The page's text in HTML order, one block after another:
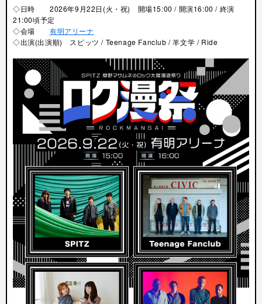
◇日時 2026年9月22日(火・祝) 開場15:00 / 開演16:00 / 終演
21:00頃予定
◇会場有明アリーナ
◇出演(出演順) スピッツ / Teenage Fanclub / 羊文学 / Ride